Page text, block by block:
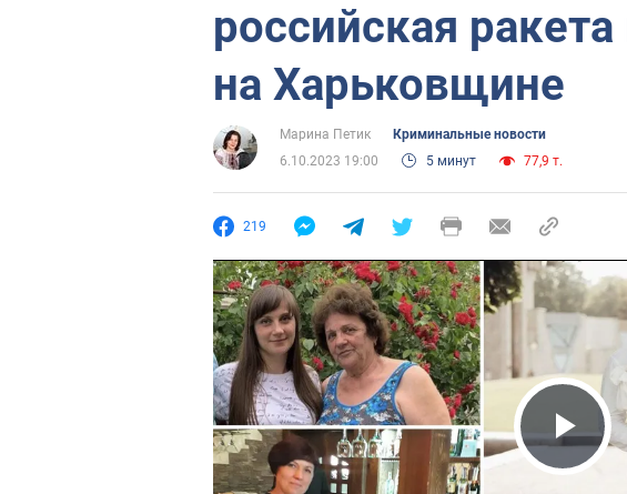
российская
на Харьковщине
Марина Петик
Криминальные новости
6.10.2023 19:00
5 минут 77,9 т.
219
Play